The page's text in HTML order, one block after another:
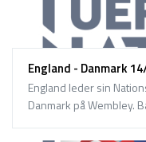
England - Danmark
England leder sin
Danmark på Wembley.